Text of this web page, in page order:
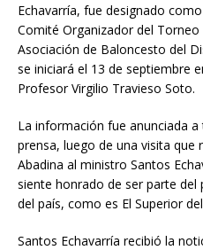
Echavarría, fue designado
Comité Organizador del
Asociación de Baloncesto del
se iniciará el 13 de septiembre
Profesor Virgilio Travieso Soto.
La información fue anunciada
prensa, luego de una visita que
Abadina al ministro Santos
siente honrado de ser parte
del país, como es El Superior
Santos Echavarría recibió la